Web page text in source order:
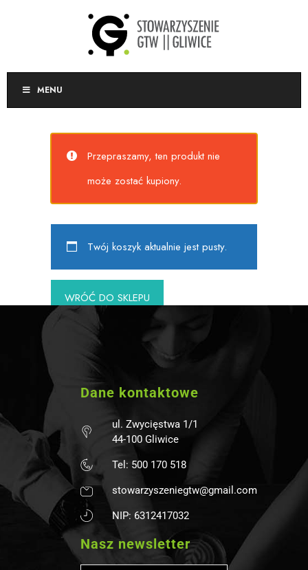
MENU
Przepraszamy, ten produkt nie
może zostać kupiony.
Twój koszyk aktualnie jest pusty.
WRÓĆ DO SKLEPU
Dane kontaktowe
ul. Zwycięstwa 1/1
44-100 Gliwice
Tel: 500 170 518
stowarzyszeniegtw@gmail.com
NIP: 6312417032
Nasz newsletter